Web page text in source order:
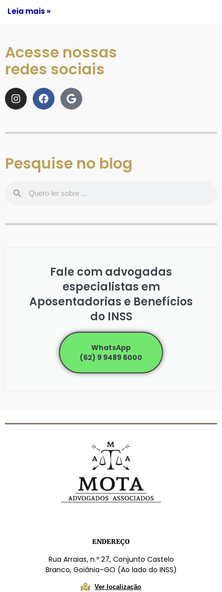
Leia mais »
Acesse nossas
redes sociais
Pesquise no blog
Fale com advogadas
especialistas em
Aposentadorias e Benefícios
do INSS
WhatsApp
(62) 9 9489 6000
ENDEREÇO
Rua Arraias, n.º 27, Conjunto Castelo
Branco, Goiânia–GO (Ao lado do INSS)
Ver localização